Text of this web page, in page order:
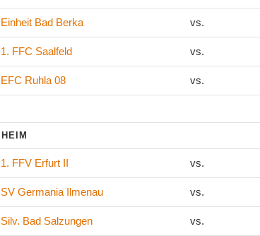
Einheit Bad Berka vs.
1. FFC Saalfeld vs.
EFC Ruhla 08 vs.
HEIM
1. FFV Erfurt II vs.
SV Germania Ilmenau vs.
Silv. Bad Salzungen vs.